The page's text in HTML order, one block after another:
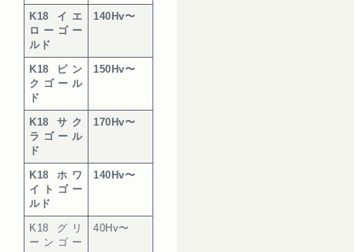
K18 イエ
ローゴー
ルド
140Hv〜
K18 ピン
クゴール
ド
150Hv〜
K18 サク
ラゴール
ド
170Hv〜
K18 ホワ
イトゴー
ルド
140Hv〜
K18 グリ
ーンゴー
40Hv〜